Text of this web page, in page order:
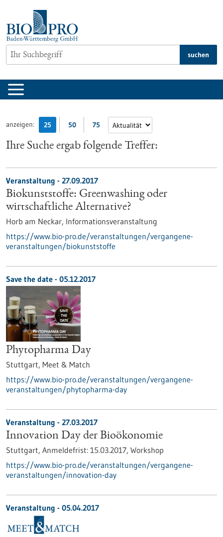
springen
suchen
anzeigen: 25 50 75
Ihre Suche ergab folgende Treffer:
Veranstaltung - 27.09.2017
Biokunststoffe: Greenwashing oder
wirtschaftliche Alternative?
Horb am Neckar, Informationsveranstaltung
https://www.bio-pro.de/veranstaltungen/vergangene-
veranstaltungen/biokunststoffe
Save the date - 05.12.2017
Phytopharma Day
Stuttgart, Meet & Match
https://www.bio-pro.de/veranstaltungen/vergangene-
veranstaltungen/phytopharma-day
Veranstaltung - 27.03.2017
Innovation Day der Bioökonomie
Stuttgart, Anmeldefrist: 15.03.2017, Workshop
https://www.bio-pro.de/veranstaltungen/vergangene-
veranstaltungen/innovation-day
Veranstaltung - 05.04.2017